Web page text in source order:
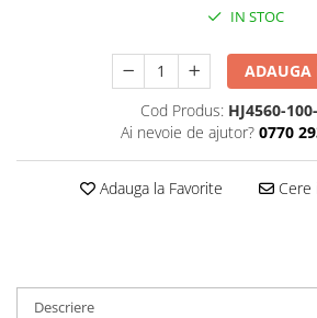
IN STOC
ADAUGA
Cod Produs: HJ4560-
Ai nevoie de ajutor? 0770
Adauga la Favorite Cere
Descriere